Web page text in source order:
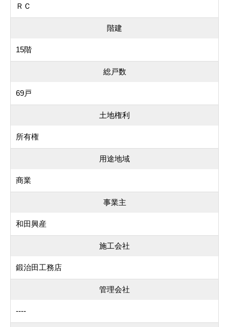
ＲＣ
階建
15階
総戸数
69戸
土地権利
所有権
用途地域
商業
事業主
和田興産
施工会社
鍛治田工務店
管理会社
----